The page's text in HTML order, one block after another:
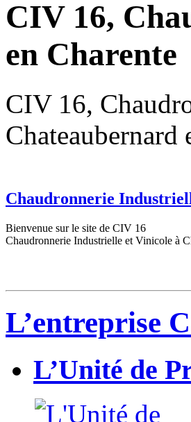
CIV 16,
en Charente
CIV 16,
Chateaubernard
Chaudronnerie
Bienvenue sur le site de CIV 16
Chaudronnerie Industrielle et Vinicole à
L’entreprise
L’Unité de